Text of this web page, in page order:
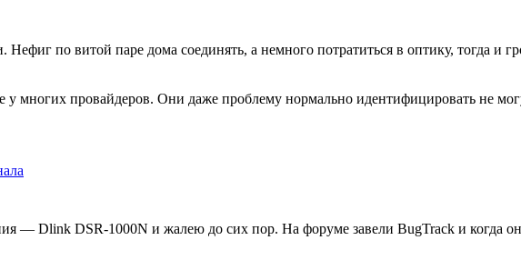
по витой паре дома соединять, а немного потратиться в оптику, тогда и
многих провайдеров. Они даже проблему нормально идентифицировать не
— Dlink DSR-1000N и жалею до сих пор. На форуме завели BugTrack и когда